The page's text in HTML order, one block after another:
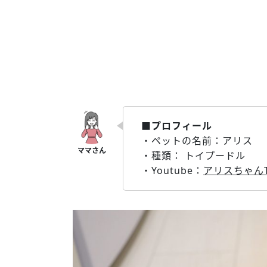
■プロフィール
・ペットの名前：アリス
・種類： トイプードル
・Youtube： アリスちゃん